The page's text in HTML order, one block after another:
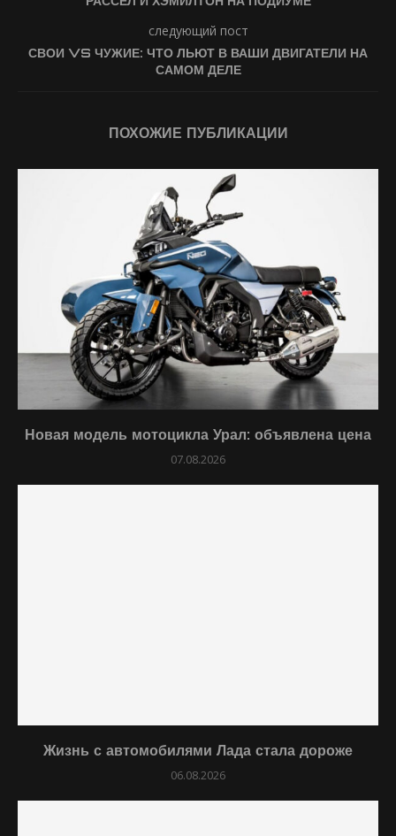
следующий пост
СВОИ VS ЧУЖИЕ: ЧТО ЛЬЮТ В ВАШИ ДВИГАТЕЛИ НА
САМОМ ДЕЛЕ
ПОХОЖИЕ ПУБЛИКАЦИИ
Новая модель мотоцикла Урал: объявлена цена
07.08.2026
Жизнь с автомобилями Лада стала дороже
06.08.2026